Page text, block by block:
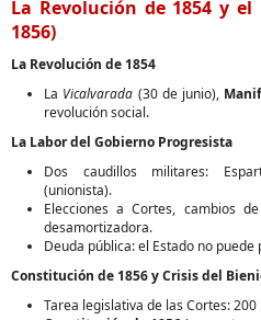
La Revolución de 1854 y el
1856)
La Revolución de 1854
La Vicalvarada (30 de junio),
revolución social.
La Labor del Gobierno Progresista
Dos caudillos militares:
(unionista).
Elecciones a Cortes, cambios
desamortizadora.
Deuda pública: el Estado no puede
Constitución de 1856 y Crisis del
Tarea legislativa de las Cortes: 200